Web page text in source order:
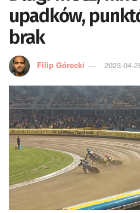
upadków,
brak
Filip Górecki 2023-04-